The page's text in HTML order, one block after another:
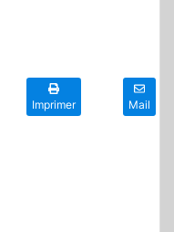
Imprimer Mail